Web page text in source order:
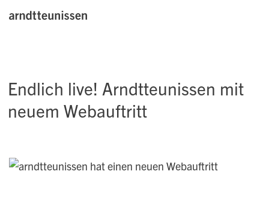
Endlich live! Arndtteunissen mit
neuem Webauftritt